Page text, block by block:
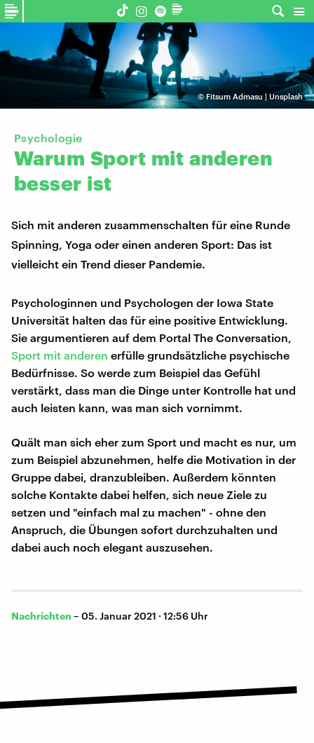
©Fitsum Admasu | Unsplash
Psychologie
Warum Sport mit anderen
besser ist
Sich mit anderen zusammenschalten für eine Runde
Spinning, Yoga oder einen anderen Sport: Das ist
vielleicht ein Trend dieser Pandemie.
Psychologinnen und Psychologen der Iowa State
Universität halten das für eine positive Entwicklung.
Sie argumentieren auf dem Portal The Conversation,
Sport mit anderen erfülle grundsätzliche psychische
Bedürfnisse. So werde zum Beispiel das Gefühl
verstärkt, dass man die Dinge unter Kontrolle hat und
auch leisten kann, was man sich vornimmt.
Quält man sich eher zum Sport und macht es nur, um
zum Beispiel abzunehmen, helfe die Motivation in der
Gruppe dabei, dranzubleiben. Außerdem könnten
solche Kontakte dabei helfen, sich neue Ziele zu
setzen und "einfach mal zu machen" - ohne den
Anspruch, die Übungen sofort durchzuhalten und
dabei auch noch elegant auszusehen.
Nachrichten – 05. Januar 2021 · 12:56 Uhr